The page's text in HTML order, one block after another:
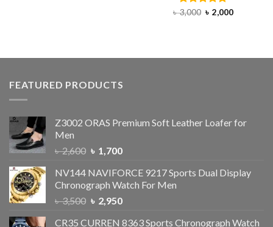
Rated5.00
৳3,000 ৳ 2,000
FEATURED PRODUCTS
Z3002 ORAS Premium Soft Leather Loafer for
Men
৳2,600 ৳ 1,700
NV144 NAVIFORCE 9217 Sports Dual Display
Chronograph Watch For Men
৳3,500 ৳ 2,950
CR35 CURREN 8363 Sports Chronograph Watch